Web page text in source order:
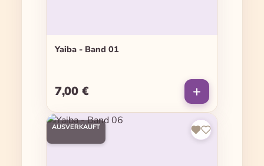
Yaiba - Band 01
Regulärer Preis:
7,00 €
AUSVERKAUFT